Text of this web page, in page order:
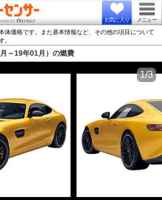
お気に入り メニュー
体価格です。また基本情報など、その他の項目について
。
～19年01月）の燃費
1/3